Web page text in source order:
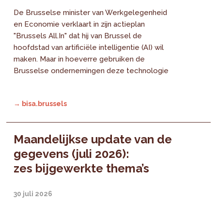
De Brusselse minister van Werkgelegenheid
en Economie verklaart in zijn actieplan
"Brussels All.In" dat hij van Brussel de
hoofdstad van artificiële intelligentie (AI) wil
maken. Maar in hoeverre gebruiken de
Brusselse ondernemingen deze technologie
→ bisa.brussels
Maandelijkse update van de
gegevens (juli 2026):
zes bijgewerkte thema’s
30 juli 2026